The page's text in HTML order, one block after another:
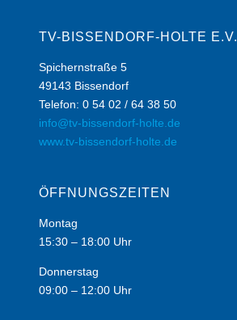
TV-BISSENDORF-HOLTE E.V.
Spichernstraße 5
49143 Bissendorf
Telefon: 0 54 02 / 64 38 50
info@tv-bissendorf-holte.de
www.tv-bissendorf-holte.de
ÖFFNUNGSZEITEN
Montag
15:30 – 18:00 Uhr
Donnerstag
09:00 – 12:00 Uhr